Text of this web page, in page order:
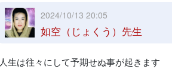
2024/10/13 20:05
如空（じょくう）先生
人生は往々にして予期せぬ事が起きます